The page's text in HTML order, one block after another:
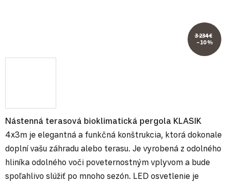
Nástenná terasová bioklimatická pergola KLASIK
4x3m je elegantná a funkčná konštrukcia, ktorá dokonale
doplní vašu záhradu alebo terasu. Je vyrobená z odolného
hliníka odolného voči poveternostným vplyvom a bude
spoľahlivo slúžiť po mnoho sezón. LED osvetlenie je
3 234 €
–10 %